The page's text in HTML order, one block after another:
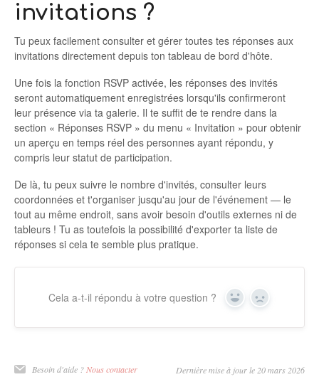
invitations ?
Tu peux facilement consulter et gérer toutes tes réponses aux
invitations directement depuis ton tableau de bord d'hôte.
Une fois la fonction RSVP activée, les réponses des invités
seront automatiquement enregistrées lorsqu'ils confirmeront
leur présence via ta galerie. Il te suffit de te rendre dans la
section « Réponses RSVP » du menu « Invitation » pour obtenir
un aperçu en temps réel des personnes ayant répondu, y
compris leur statut de participation.
De là, tu peux suivre le nombre d'invités, consulter leurs
coordonnées et t'organiser jusqu'au jour de l'événement — le
tout au même endroit, sans avoir besoin d'outils externes ni de
tableurs ! Tu as toutefois la possibilité d'exporter ta liste de
réponses si cela te semble plus pratique.
Cela a-t-il répondu à votre question ? Oui Non
Besoin d'aide ?Nous contacter Dernière mise à jour le 20 mars 2026